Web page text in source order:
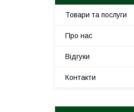
Товари та послуги
Про нас
Відгуки
Контакти